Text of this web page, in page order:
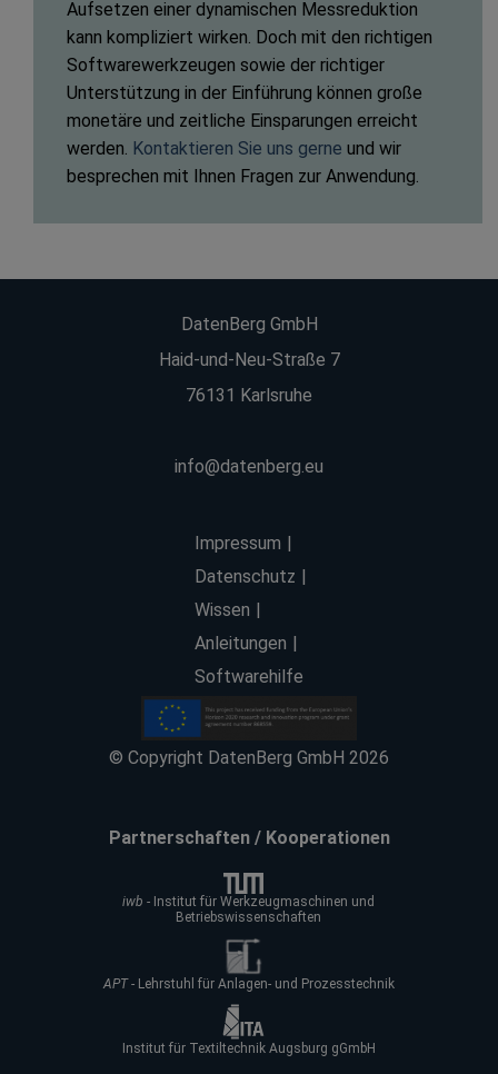
Aufsetzen einer dynamischen Messreduktion
kann kompliziert wirken. Doch mit den richtigen
Softwarewerkzeugen sowie der richtiger
Unterstützung in der Einführung können große
monetäre und zeitliche Einsparungen erreicht
werden. Kontaktieren Sie uns gerne und wir
besprechen mit Ihnen Fragen zur Anwendung.
DatenBerg GmbH
Haid-und-Neu-Straße 7
76131 Karlsruhe
info@datenberg.eu
Impressum
Datenschutz
Wissen
Anleitungen
Softwarehilfe
© Copyright DatenBerg GmbH 2026
Partnerschaften / Kooperationen
iwb - Institut für Werkzeugmaschinen und
Betriebswissenschaften
APT- Lehrstuhl für Anlagen- und Prozesstechnik
Institut für Textiltechnik Augsburg gGmbH